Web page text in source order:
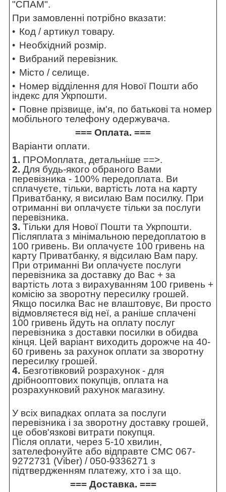
"СПАМ".
При замовленні потрібно вказати:
Код / артикул товару.
Необхідний розмір.
Вибраний перевізник.
Місто / селище.
Номер відділення для Нової Пошти або
індекс для Укрпошти.
Повне прізвище, ім'я, по батькові та номер
мобільного телефону одержувача.
=== Оплата. ===
Варіанти оплати.
1. ПРОМоплата, детальніше ==>.
2. Для будь-якого обраного Вами
перевізника - 100% передоплата. Ви
сплачуєте, тільки, вартість лота на карту
Приватбанку, я висилаю Вам посилку. При
отриманні ви оплачуєте тільки за послуги
перевізника.
3. Тільки для Нової Пошти та Укрпошти.
Післяплата з мінімальною передоплатою в
100 гривень. Ви оплачуєте 100 гривень на
карту Приватбанку, я відсилаю Вам пару.
При отриманні Ви оплачуєте послуги
перевізника за доставку до Вас + за
вартість лота з вирахуванням 100 гривень +
комісію за зворотну пересилку грошей.
Якщо посилка Вас не влаштовує, Ви просто
відмовляєтеся від неї, а раніше сплачені
100 гривень йдуть на оплату послуг
перевізника з доставки посилки в обидва
кінця. Цей варіант виходить дорожче на 40-
60 гривень за рахунок оплати за зворотну
пересилку грошей.
4. Безготівковий розрахунок - для
дрібнооптових покупців, оплата на
розрахунковий рахунок магазину.
У всіх випадках оплата за послуги
перевізника і за зворотну доставку грошей,
це обов'язкові витрати покупця.
Після оплати, через 5-10 хвилин,
зателефонуйте або відправте СМС 067-
9272731 (Viber) / 050-9336271 з
підтвердженням платежу, хто і за що.
=== Доставка. ===